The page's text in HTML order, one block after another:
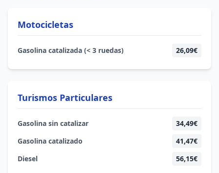
Motocicletas
Gasolina catalizada (< 3 ruedas) 26,09€
Turismos Particulares
Gasolina sin catalizar
34,49€
Gasolina catalizado
41,47€
Diesel
56,15€